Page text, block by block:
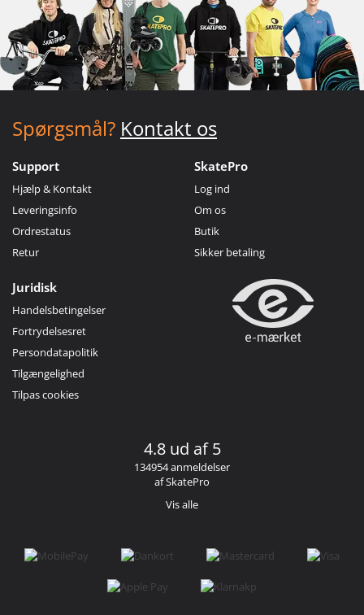
Spørgsmål? Kontakt os
Support
Hjælp & Kontakt
Leveringsinfo
Ordrestatus
Retur
SkatePro
Log ind
Om os
Butik
Sikker betaling
Juridisk
Handelsbetingelser
Fortrydelsesret
Persondatapolitik
Tilgængelighed
Tilpas cookies
4.8 ud af 5
134954 anmeldelser
af SkatePro
Vis alle